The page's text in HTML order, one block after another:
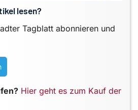
lesen?
Tagblatt abonnieren und
Hier geht es zum Kauf der